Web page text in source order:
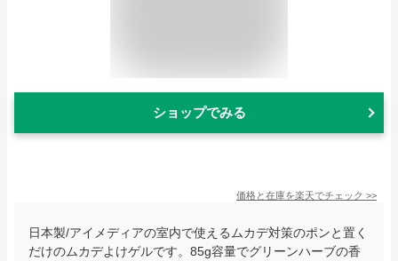
ショップでみる
価格と在庫を楽天でチェック >>
日本製/アイメディアの室内で使えるムカデ対策のポンと置く
だけのムカデよけゲルです。85g容量でグリーンハーブの香